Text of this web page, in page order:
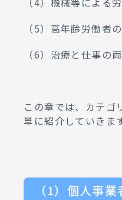
（5）高年齢労働者
（6）治療と仕事の
この章では、カテゴ
単に紹介していきます
（1）個人事